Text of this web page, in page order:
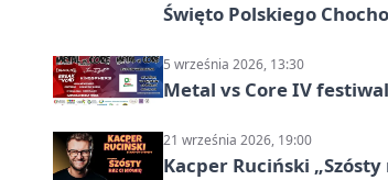
Święto Polskiego
5 września 2026, 13:30
Metal vs Core IV
21 września 2026, 19:00
Kacper Ruciński